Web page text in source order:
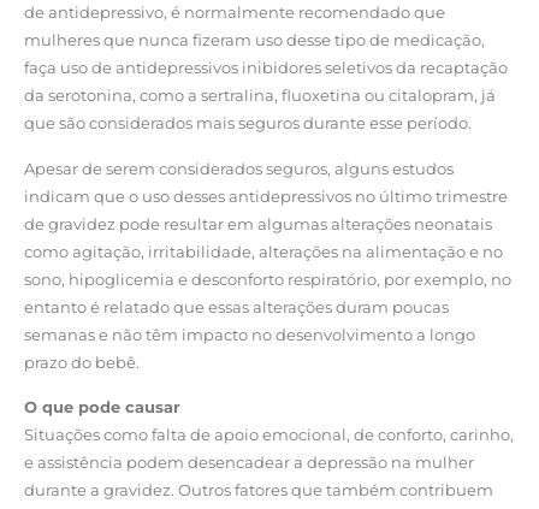
de antidepressivo, é normalmente recomendado que
mulheres que nunca fizeram uso desse tipo de medicação,
faça uso de antidepressivos inibidores seletivos da recaptação
da serotonina, como a sertralina, fluoxetina ou citalopram, já
que são considerados mais seguros durante esse período.
Apesar de serem considerados seguros, alguns estudos
indicam que o uso desses antidepressivos no último trimestre
de gravidez pode resultar em algumas alterações neonatais
como agitação, irritabilidade, alterações na alimentação e no
sono, hipoglicemia e desconforto respiratório, por exemplo, no
entanto é relatado que essas alterações duram poucas
semanas e não têm impacto no desenvolvimento a longo
prazo do bebê.
O que pode causar
Situações como falta de apoio emocional, de conforto, carinho,
e assistência podem desencadear a depressão na mulher
durante a gravidez. Outros fatores que também contribuem